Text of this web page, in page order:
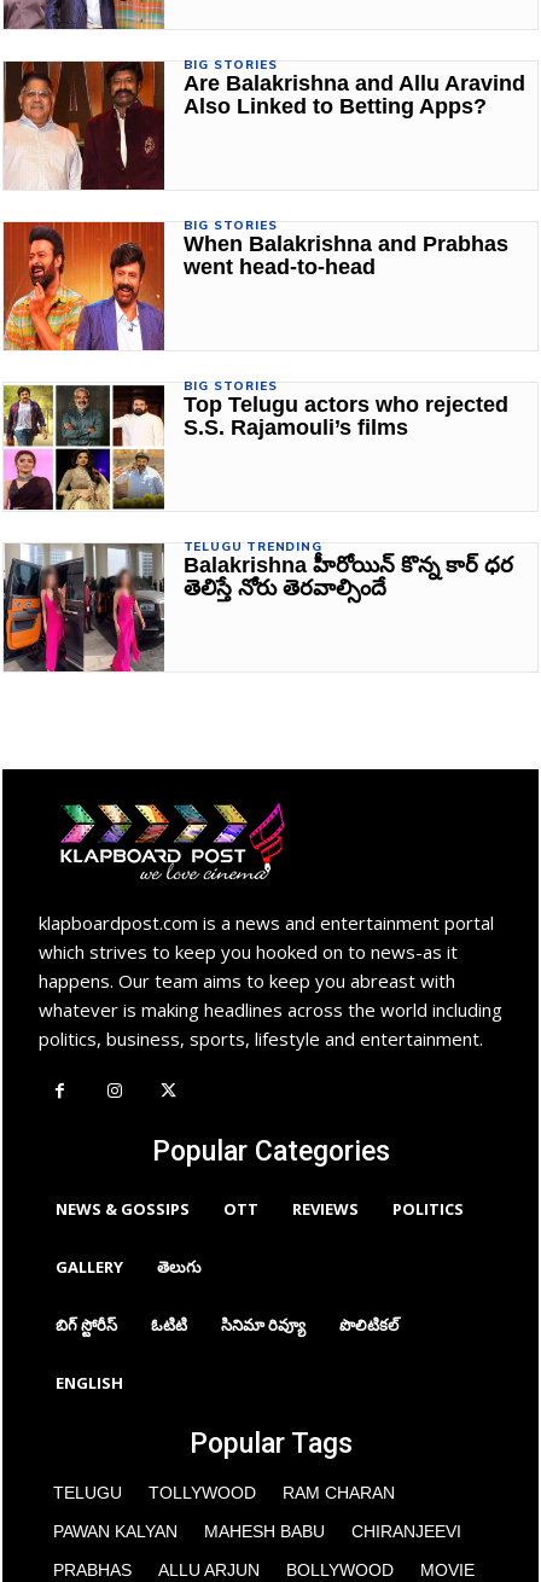
BIG STORIES
Are Balakrishna and Allu Aravind
Also Linked to Betting Apps?
BIG STORIES
When Balakrishna and Prabhas
went head-to-head
BIG STORIES
Top Telugu actors who rejected
S.S. Rajamouli’s films
TELUGU TRENDING
Balakrishna హీరోయిన్ కొన్న కార్ ధర
తెలిస్తే నోరు తెరవాల్సిందే
klapboardpost.com is a news and entertainment portal
which strives to keep you hooked on to news-as it
happens. Our team aims to keep you abreast with
whatever is making headlines across the world including
politics, business, sports, lifestyle and entertainment.
Popular Categories
NEWS & GOSSIPS OTT REVIEWS POLITICS
GALLERY తెలుగు
బిగ్ స్టోరీస్ ఓటిటి సినిమా రివ్యూ పొలిటికల్
ENGLISH
Popular Tags
TELUGU TOLLYWOOD
RAM CHARAN
PAWAN KALYAN
MAHESH BABU
CHIRANJEEVI
PRABHAS
ALLU ARJUN BOLLYWOOD MOVIE